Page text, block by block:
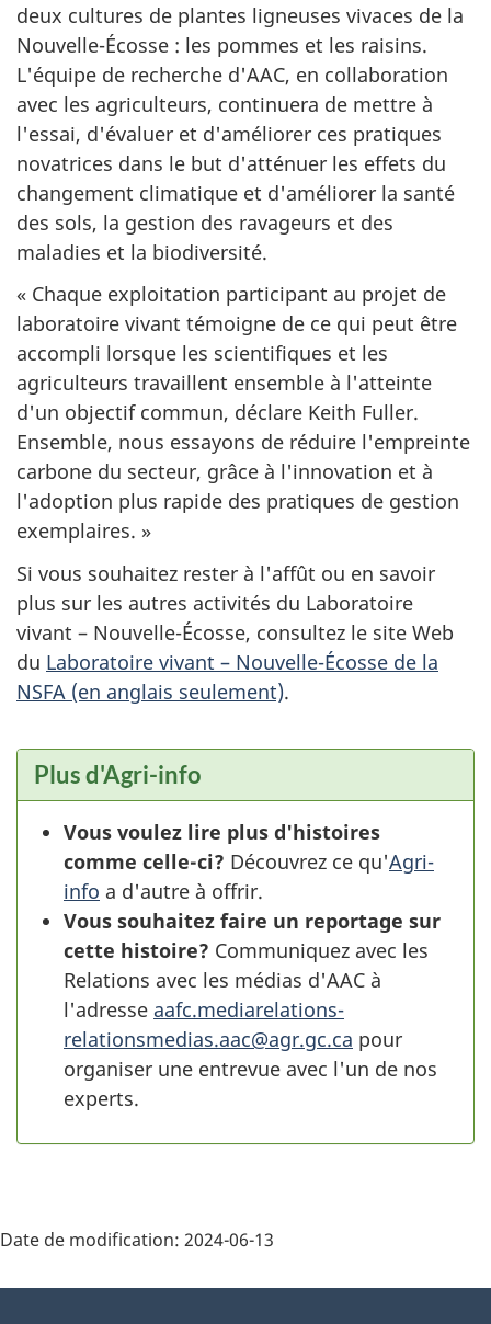
deux cultures de plantes ligneuses vivaces de la
Nouvelle-Écosse : les pommes et les raisins.
L'équipe de recherche d'AAC, en collaboration
avec les agriculteurs, continuera de mettre à
l'essai, d'évaluer et d'améliorer ces pratiques
novatrices dans le but d'atténuer les effets du
changement climatique et d'améliorer la santé
des sols, la gestion des ravageurs et des
maladies et la biodiversité.
« Chaque exploitation participant au projet de
laboratoire vivant témoigne de ce qui peut être
accompli lorsque les scientifiques et les
agriculteurs travaillent ensemble à l'atteinte
d'un objectif commun, déclare Keith Fuller.
Ensemble, nous essayons de réduire l'empreinte
carbone du secteur, grâce à l'innovation et à
l'adoption plus rapide des pratiques de gestion
exemplaires. »
Si vous souhaitez rester à l'affût ou en savoir
plus sur les autres activités du Laboratoire
vivant – Nouvelle-Écosse, consultez le site Web
du Laboratoire vivant – Nouvelle-Écosse de la
NSFA (en anglais seulement).
Plus d'Agri-info
Vous voulez lire plus d'histoires
comme celle-ci? Découvrez ce qu'Agri-
info a d'autre à offrir.
Vous souhaitez faire un reportage sur
cette histoire? Communiquez avec les
Relations avec les médias d'AAC à
l'adresse aafc.mediarelations-
relationsmedias.aac@agr.gc.ca pour
organiser une entrevue avec l'un de nos
experts.
Date de modification: 2024-06-13